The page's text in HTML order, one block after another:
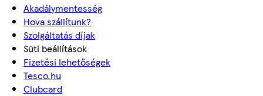
Akadálymentesség
Hova szállítunk?
Szolgáltatás díjak
Süti beállítások
Fizetési lehetőségek
Tesco.hu
Clubcard